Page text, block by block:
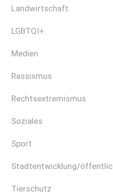
Landwirtschaft
LGBTQI+
Medien
Rassismus
Rechtsextremismus
Soziales
Sport
Stadtentwicklung/
Tierschutz